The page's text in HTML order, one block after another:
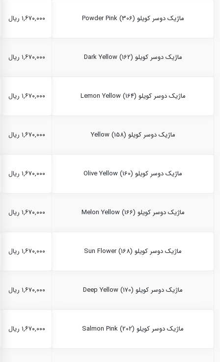
ماژیک دوسر کویلو Powder Pink (306) ۱,۶۷۰,۰۰۰ ریال
ماژیک دوسر کویلو Dark Yellow (162) ۱,۶۷۰,۰۰۰ ریال
ماژیک دوسر کویلو Lemon Yellow (164) ۱,۶۷۰,۰۰۰ ریال
ماژیک دوسر کویلو Yellow (158) ۱,۶۷۰,۰۰۰ ریال
ماژیک دوسر کویلو Olive Yellow (160) ۱,۶۷۰,۰۰۰ ریال
ماژیک دوسر کویلو Melon Yellow (166) ۱,۶۷۰,۰۰۰ ریال
ماژیک دوسر کویلو Sun Flower (168) ۱,۶۷۰,۰۰۰ ریال
ماژیک دوسر کویلو Deep Yellow (170) ۱,۶۷۰,۰۰۰ ریال
ماژیک دوسر کویلو Salmon Pink (202) ۱,۶۷۰,۰۰۰ ریال